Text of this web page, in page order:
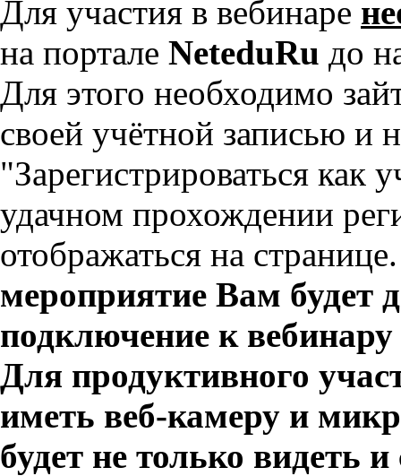
Для участия в вебинаре
на портале NeteduRu до
Для этого необходимо
своей учётной записью и
"Зарегистрироваться как
удачном прохождении
отображаться на
мероприятие Вам будет
подключение к
Для продуктивного
иметь веб-камеру и
будет не только видеть